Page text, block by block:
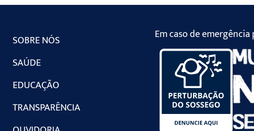
SOBRE NÓS
SAÚDE
EDUCAÇÃO
TRANSPARÊNCIA
Em caso de